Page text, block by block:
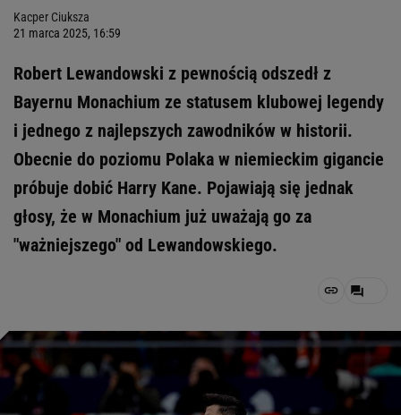
Kacper Ciuksza
21 marca 2025, 16:59
Robert Lewandowski z pewnością odszedł z
Bayernu Monachium ze statusem klubowej legendy
i jednego z najlepszych zawodników w historii.
Obecnie do poziomu Polaka w niemieckim gigancie
próbuje dobić Harry Kane. Pojawiają się jednak
głosy, że w Monachium już uważają go za
"ważniejszego" od Lewandowskiego.